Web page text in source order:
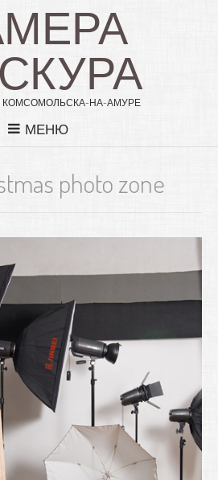
КОМСОМОЛЬСКА-НА-АМУРЕ
МЕНЮ
photo zone